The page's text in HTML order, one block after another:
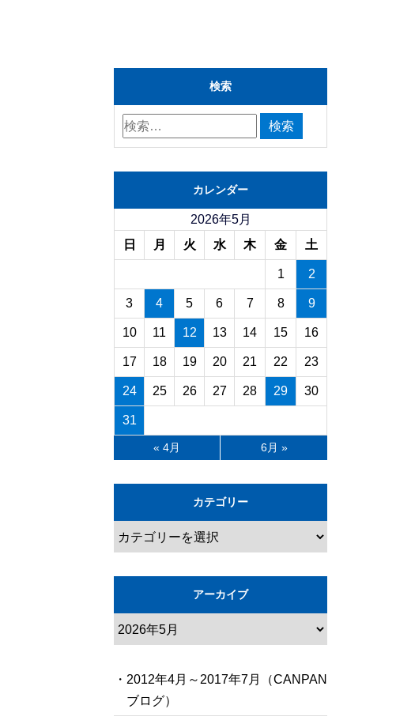
検索
カレンダー
2026年5月
日
月 火 水 木 金 土
1 2
3 4 5 6 7 8 9
10 11 12 13 14 15 16
17 18 19 20 21 22 23
24 25 26 27 28 29 30
31
« 4月 6月 »
カテゴリー
アーカイブ
・2012年4月～2017年7月（CANPAN
ブログ）